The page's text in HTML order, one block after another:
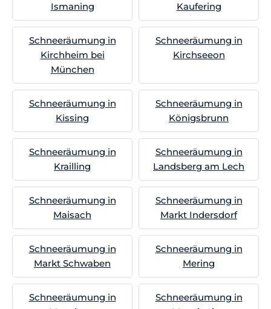
Ismaning
Kaufering
Schneeräumung in
Kirchheim bei
München
Schneeräumung in
Kirchseeon
Schneeräumung in
Kissing
Schneeräumung in
Königsbrunn
Schneeräumung in
Krailling
Schneeräumung in
Landsberg am Lech
Schneeräumung in
Maisach
Schneeräumung in
Markt Indersdorf
Schneeräumung in
Markt Schwaben
Schneeräumung in
Mering
Schneeräumung in
Schneeräumung in